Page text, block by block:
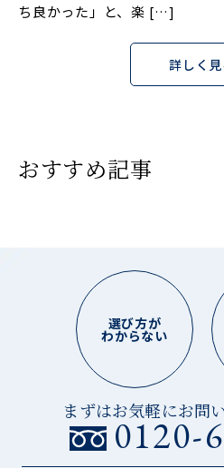
ち良かった」と、楽 […]
詳しく見
おすすめ記事
選び方が
わからない
まずはお気軽にお問
0120-